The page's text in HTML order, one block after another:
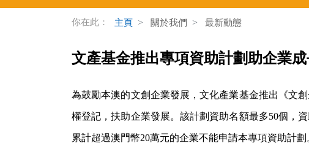
你在此： 主頁 關於我們 最新動態
文產基金推出專項資助計劃助企業成
為鼓勵本澳的文創企業發展，文化產業基金推出《文
權登記，扶助企業發展。該計劃資助名額最多50個，
累計超過澳門幣20萬元的企業不能申請本專項資助計劃